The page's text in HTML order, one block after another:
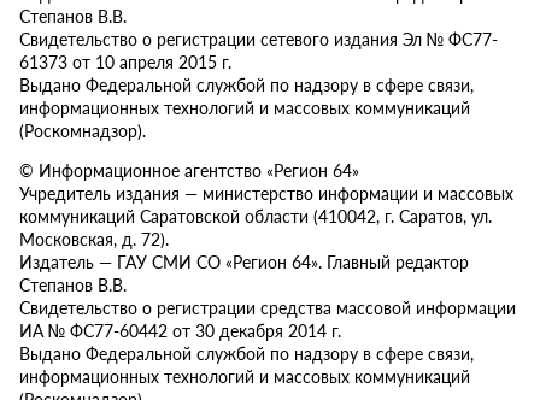
Степанов В.В.
Свидетельство о регистрации сетевого издания Эл № ФС77-
61373 от 10 апреля 2015 г.
Выдано Федеральной службой по надзору в сфере связи,
информационных технологий и массовых коммуникаций
(Роскомнадзор).
© Информационное агентство «Регион 64»
Учредитель издания — министерство информации и массовых
коммуникаций Саратовской области (410042, г. Саратов, ул.
Московская, д. 72).
Издатель — ГАУ СМИ СО «Регион 64». Главный редактор
Степанов В.В.
Свидетельство о регистрации средства массовой информации
ИА № ФС77-60442 от 30 декабря 2014 г.
Выдано Федеральной службой по надзору в сфере связи,
информационных технологий и массовых коммуникаций